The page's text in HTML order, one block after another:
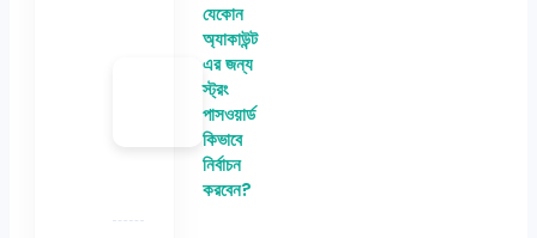
যেকোন
অ্যাকাউন্ট
এর জন্য
স্ট্রং
পাসওয়ার্ড
কিভাবে
নির্বাচন
করবেন?